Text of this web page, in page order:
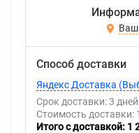
Способ доставки
Яндекс Доставка
Срок доставки: 3 дней
Стоимость доставки:
Итого с доставкой: 1